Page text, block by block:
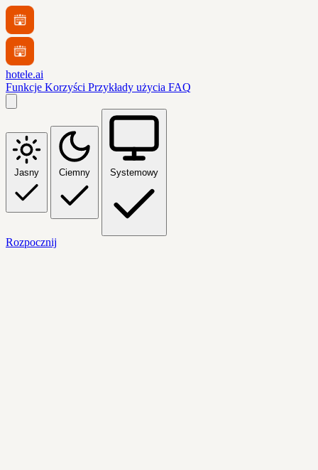
hotele.ai
Funkcje Korzyści Przykłady użycia FAQ
Jasny Ciemny Systemowy
Rozpocznij